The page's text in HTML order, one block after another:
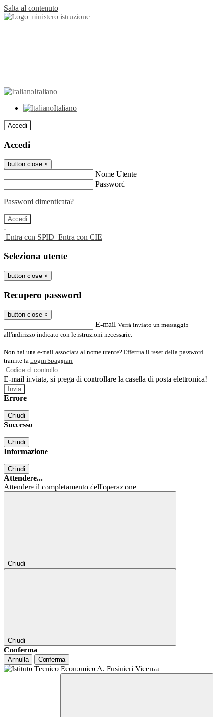
Salta al contenuto
Italiano
Italiano
Accedi
Accedi
button close ×
Nome Utente
Password
Password dimenticata?
-
Entra con SPID Entra con CIE
Seleziona utente
button close ×
Recupero password
button close ×
E-mail Verrà inviato un messaggio
all'indirizzo indicato con le istruzioni necessarie.
Non hai una e-mail associata al nome utente? Effettua il reset della password
tramite la Login Spaggiari
E-mail inviata, si prega di controllare la casella di posta elettronica!
Errore
Chiudi
Successo
Chiudi
Informazione
Chiudi
Attendere...
Attendere il completamento dell'operazione...
Chiudi
Chiudi
Conferma
Annulla Conferma